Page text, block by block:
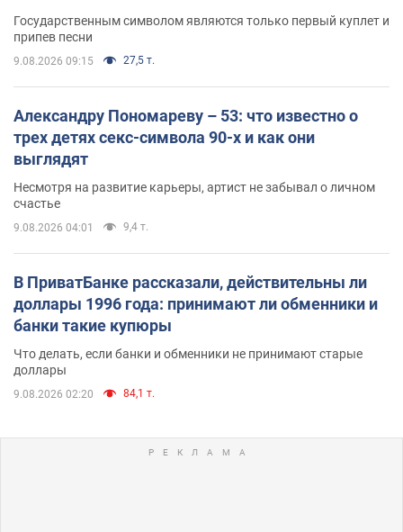
Государственным символом являются только первый куплет и
припев песни
9.08.2026 09:15 27,5 т.
Александру Пономареву – 53: что известно о
трех детях секс-символа 90-х и как они
выглядят
Несмотря на развитие карьеры, артист не забывал о личном
счастье
9.08.2026 04:01 9,4 т.
В ПриватБанке рассказали, действительны ли
доллары 1996 года: принимают ли обменники и
банки такие купюры
Что делать, если банки и обменники не принимают старые
доллары
9.08.2026 02:20 84,1 т.